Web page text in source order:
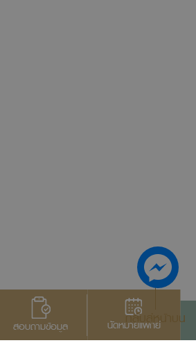
สอบถามข้อมูล นัดหมายแพทย์
กลับสู่หน้าบน